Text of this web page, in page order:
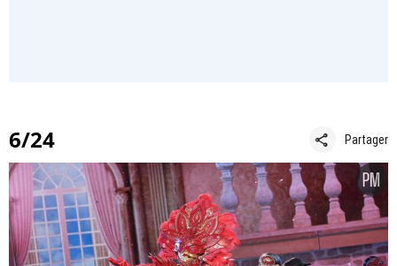
6/24 share Partager